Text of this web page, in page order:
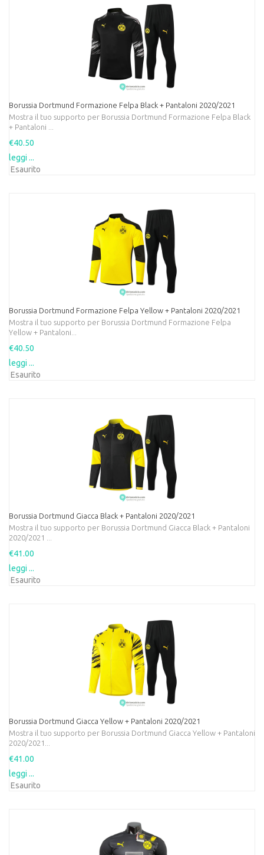
Borussia Dortmund Formazione Felpa Black + Pantaloni 2020/2021
Mostra il tuo supporto per Borussia Dortmund Formazione Felpa Black
+ Pantaloni ...
€40.50
leggi ...
Esaurito
Borussia Dortmund Formazione Felpa Yellow + Pantaloni 2020/2021
Mostra il tuo supporto per Borussia Dortmund Formazione Felpa
Yellow + Pantaloni...
€40.50
leggi ...
Esaurito
Borussia Dortmund Giacca Black + Pantaloni 2020/2021
Mostra il tuo supporto per Borussia Dortmund Giacca Black + Pantaloni
2020/2021 ...
€41.00
leggi ...
Esaurito
Borussia Dortmund Giacca Yellow + Pantaloni 2020/2021
Mostra il tuo supporto per Borussia Dortmund Giacca Yellow + Pantaloni
2020/2021...
€41.00
leggi ...
Esaurito